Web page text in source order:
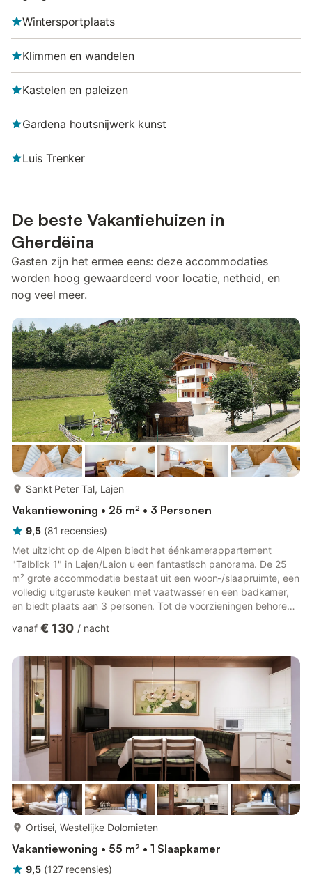
Wintersportplaats
Klimmen en wandelen
Kastelen en paleizen
Gardena houtsnijwerk kunst
Luis Trenker
De beste Vakantiehuizen in
Gherdëina
Gasten zijn het ermee eens: deze accommodaties
worden hoog gewaardeerd voor locatie, netheid, en
nog veel meer.
Sankt Peter Tal, Lajen
Vakantiewoning • 25 m² • 3 Personen
9,5 (81 recensies)
Met uitzicht op de Alpen biedt het éénkamerappartement
"Talblick 1" in Lajen/Laion u een fantastisch panorama. De 25
m² grote accommodatie bestaat uit een woon-/slaapruimte, een
volledig uitgeruste keuken met vaatwasser en een badkamer,
en biedt plaats aan 3 personen. Tot de voorzieningen behoren
Een babybedje (tegen betaling) en een kinderstoel zijn
privébalkon. U hebt toegang tot een gemeenschappelijke
buitenruimte met tuin, overdekt terras en speeltuin. Openbaar
vervoer is ...
vanaf € 130 / nacht
Ortisei, Westelijke Dolomieten
Vakantiewoning • 55 m² • 1 Slaapkamer
9,5 (127 recensies)